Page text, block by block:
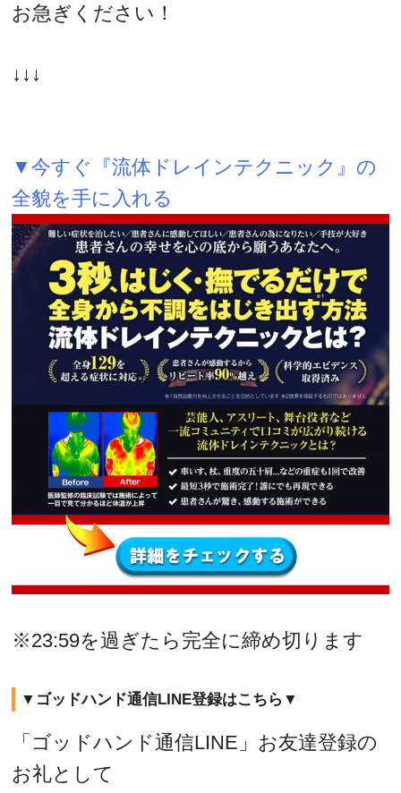
お急ぎください！
↓↓↓
▼今すぐ『流体ドレインテクニック』の
全貌を手に入れる
※23:59を過ぎたら完全に締め切ります
▼ゴッドハンド通信LINE登録はこちら▼
「ゴッドハンド通信LINE」お友達登録の
お礼として